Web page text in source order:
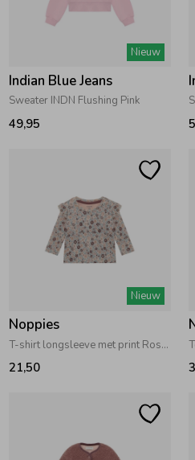
Nieuw
Indian Blue Jeans
Sweater INDN Flushing Pink
49,95
Nieuw
Noppies
T-shirt longsleeve met print Rose Dust
21,50